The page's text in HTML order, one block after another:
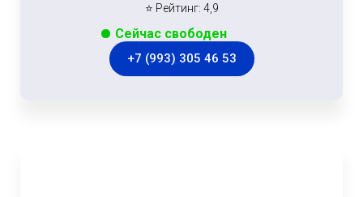
⭐ Рейтинг: 4,9
Сейчас свободен
+7 (993) 305 46 53